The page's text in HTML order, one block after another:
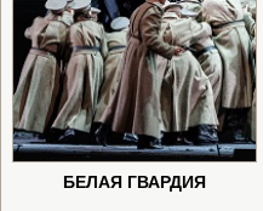
БЕЛАЯ ГВАРДИЯ